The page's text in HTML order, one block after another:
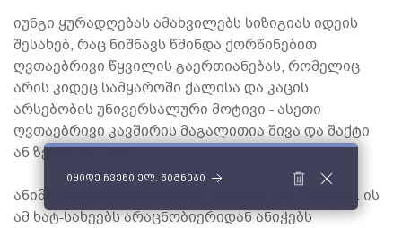
იუნგი ყურადღებას ამახვილებს სიზიგიას იდეის
შესახებ, რაც ნიშნავს წმინდა ქორწინებით
ღვთაებრივი წყვილის გაერთიანებას, რომელიც
არის კიდეც სამყაროში ქალისა და კაცის
არსებობის უნივერსალური მოტივი - ასეთი
ღვთაებრივი კავშირის მაგალითია შივა და შაქტი
ან ზევსი და ჰერა.
ანიმა ფსიქიკაში დასაბამს აძლევს ხატ-სახეებს. ის
ამ ხატ-სახეებს არაცნობიერიდან ანიჭებს
იყიდე ჩვენი ელ. წიგნები